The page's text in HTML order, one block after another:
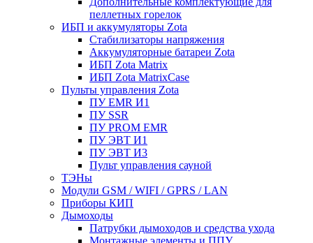
пеллетных горелок
ИБП и аккумуляторы Zota
Стабилизаторы напряжения
Аккумуляторные батареи Zota
ИБП Zota Matrix
ИБП Zota MatrixCase
Пульты управления Zota
ПУ EMR И1
ПУ SSR
ПУ PROM EMR
ПУ ЭВТ И1
ПУ ЭВТ И3
Пульт управления сауной
ТЭНы
Модули GSM / WIFI / GPRS / LAN
Приборы КИП
Дымоходы
Патрубки дымоходов и средства ухода
Монтажные элементы и ППУ